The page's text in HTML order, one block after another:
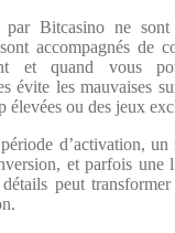
par Bitcasino ne sont
accompagnés de
et quand vous
évite les mauvaises
élevées ou des jeux
d’activation,
et parfois une
peut